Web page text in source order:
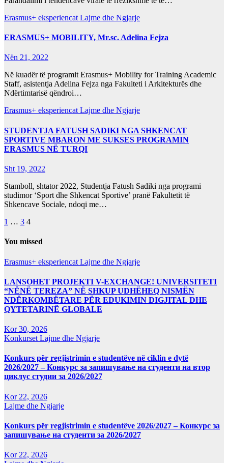
Erasmus+ eksperiencat Lajme dhe Ngjarje
ERASMUS+ MOBILITY, Mr.sc. Adelina Fejza
Nën 21, 2022
Në kuadër të programit Erasmus+ Mobility for Training Academic
Staff, asistentja Adelina Fejza nga Fakulteti i Arkitekturës dhe
Ndërtimtarisë qëndroi…
Erasmus+ eksperiencatLajme dhe Ngjarje
STUDENTJA FATUSH SADIKI NGA SHKENCAT
SPORTIVE MBARON ME SUKSES PROGRAMIN
ERASMUS NË TURQI
Sht 19, 2022
Stamboll, shtator 2022, Studentja Fatush Sadiki nga programi
studimor ‘Sport dhe Shkencat Sportive’ pranë Fakultetit të
Shkencave Sociale, ndoqi me…
Lëvizje
te
1 … 3 4
You missed
Erasmus+ eksperiencat Lajme dhe Ngjarje
LANSOHET PROJEKTI V-EXCHANGE! UNIVERSITETI
“NËNË TEREZA” NË SHKUP UDHËHEQ NISMËN
NDËRKOMBËTARE PËR EDUKIMIN DIGJITAL DHE
QYTETARINË GLOBALE
Kor 30, 2026
Konkurset Lajme dhe Ngjarje
Konkurs për regjistrimin e studentëve në ciklin e dytë
2026/2027 – Конкурс за запишување на студенти на втор
циклус студии за 2026/2027
Kor 22, 2026
Lajme dhe Ngjarje
Konkurs për regjistrimin e studentëve 2026/2027 – Конкурс за
запишување на студенти за 2026/2027
Kor 22, 2026